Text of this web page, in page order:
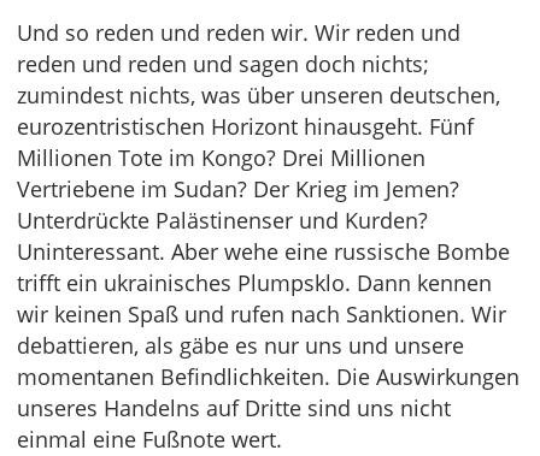
Und so reden und reden wir. Wir reden und
reden und reden und sagen doch nichts;
zumindest nichts, was über unseren deutschen,
eurozentristischen Horizont hinausgeht. Fünf
Millionen Tote im Kongo? Drei Millionen
Vertriebene im Sudan? Der Krieg im Jemen?
Unterdrückte Palästinenser und Kurden?
Uninteressant. Aber wehe eine russische Bombe
trifft ein ukrainisches Plumpsklo. Dann kennen
wir keinen Spaß und rufen nach Sanktionen. Wir
debattieren, als gäbe es nur uns und unsere
momentanen Befindlichkeiten. Die Auswirkungen
unseres Handelns auf Dritte sind uns nicht
einmal eine Fußnote wert.